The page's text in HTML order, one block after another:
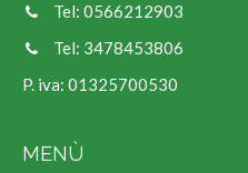
Tel: 0566212903
Tel: 3478453806
P. iva: 01325700530
MENÙ